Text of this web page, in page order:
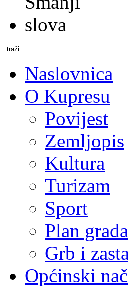
Naslovnica
O Kupresu
Povijest
Zemljopis
Kultura
Turizam
Sport
Plan grada
Grb i
Općinski